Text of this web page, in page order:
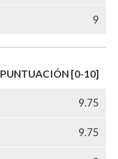
9
PUNTUACIÓN [0-10]
9.75
9.75